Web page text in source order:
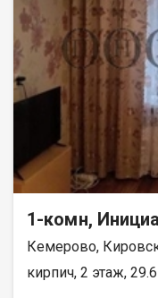
получаете:
оформлении ипотеки
оформлении
Звоните прямо
договориться о
сделки от компании,
недвижимости с 2010
1-комн,
Кемерово,
кирпич, 2 этаж,